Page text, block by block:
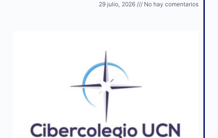
29 julio, 2026 No hay comentarios